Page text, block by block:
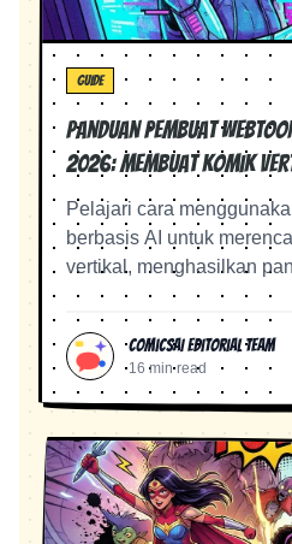
GUIDE
Panduan Pembuat
2026: Membuat Komik
Pelajari cara
berbasis AI untuk
vertikal, menghasilkan
seluler, menjaga
mempersiapkan halaman
dipublikasikan.ComicsAI Editorial Team
16 min read